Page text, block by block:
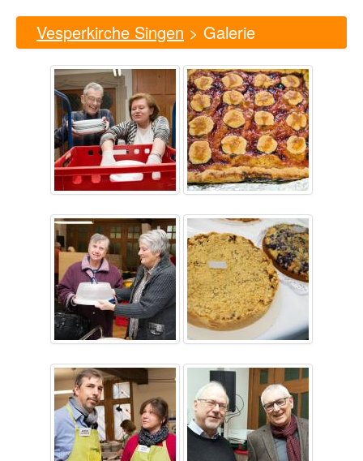
Vesperkirche Singen > Galerie